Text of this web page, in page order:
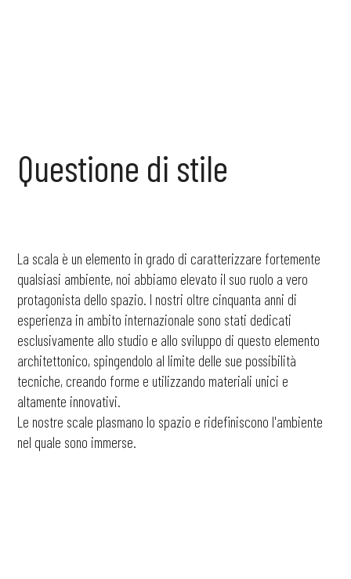
Questione di stile
La scala è un elemento in grado di caratterizzare fortemente
qualsiasi ambiente, noi abbiamo elevato il suo ruolo a vero
protagonista dello spazio. I nostri oltre cinquanta anni di
esperienza in ambito internazionale sono stati dedicati
esclusivamente allo studio e allo sviluppo di questo elemento
architettonico, spingendolo al limite delle sue possibilità
tecniche, creando forme e utilizzando materiali unici e
altamente innovativi.
Le nostre scale plasmano lo spazio e ridefiniscono l'ambiente
nel quale sono immerse.